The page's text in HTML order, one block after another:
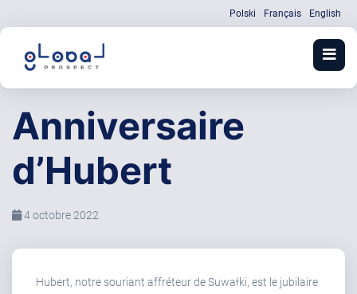
Polski Français English
Anniversaire
d’Hubert
4 octobre 2022
Hubert, notre souriant affréteur de Suwałki, est le jubilaire